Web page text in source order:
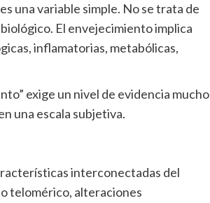
una variable simple. No se trata de
El envejecimiento implica
inflamatorias, metabólicas,
exige un nivel de evidencia mucho
una escala subjetiva.
interconectadas del
telomérico, alteraciones